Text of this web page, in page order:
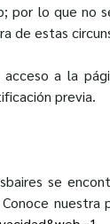
por lo que no
de estas
a la
previa.
se
nuestra